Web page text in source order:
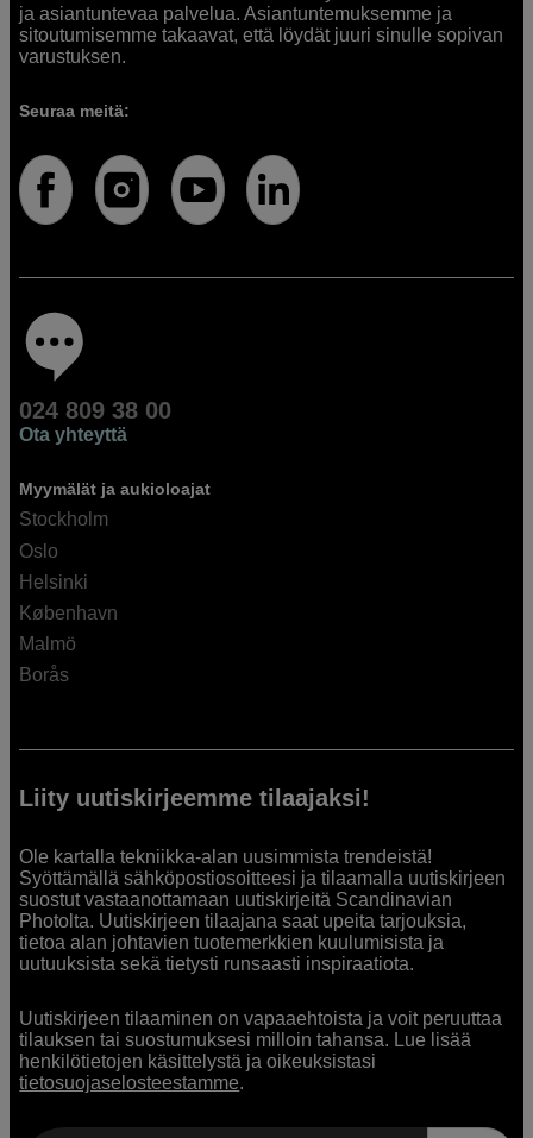
ja asiantuntevaa palvelua. Asiantuntemuksemme ja
sitoutumisemme takaavat, että löydät juuri sinulle sopivan
varustuksen.
Seuraa meitä:
024 809 38 00
Ota yhteyttä
Myymälät ja aukioloajat
Stockholm
Oslo
Helsinki
København
Malmö
Borås
Liity uutiskirjeemme tilaajaksi!
Ole kartalla tekniikka-alan uusimmista trendeistä!
Syöttämällä sähköpostiosoitteesi ja tilaamalla uutiskirjeen
suostut vastaanottamaan uutiskirjeitä Scandinavian
Photolta. Uutiskirjeen tilaajana saat upeita tarjouksia,
tietoa alan johtavien tuotemerkkien kuulumisista ja
uutuuksista sekä tietysti runsaasti inspiraatiota.
Uutiskirjeen tilaaminen on vapaaehtoista ja voit peruuttaa
tilauksen tai suostumuksesi milloin tahansa. Lue lisää
henkilötietojen käsittelystä ja oikeuksistasi
tietosuojaselosteestamme.